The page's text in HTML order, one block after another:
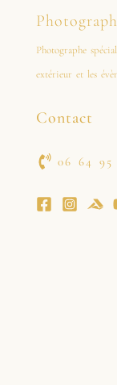
Photographe
extérieur et les
Contact
06 64 95